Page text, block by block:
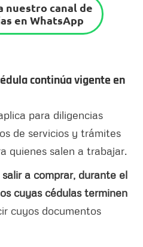
nuestro canal de
en WhatsApp
continúa vigente en
para diligencias
de servicios y trámites
quienes salen a trabajar.
a comprar, durante el
cuyas cédulas terminen
cuyos documentos